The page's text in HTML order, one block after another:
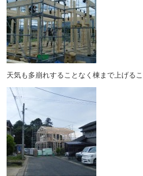
天気も多崩れすることなく棟まで上げる